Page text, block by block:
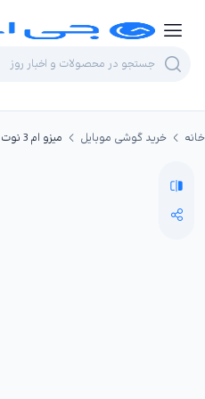
خانه خرید گوشی موبایل میزو ام 3 نوت